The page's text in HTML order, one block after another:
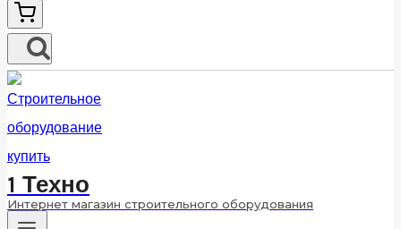
1 Техно
Интернет магазин строительного оборудования